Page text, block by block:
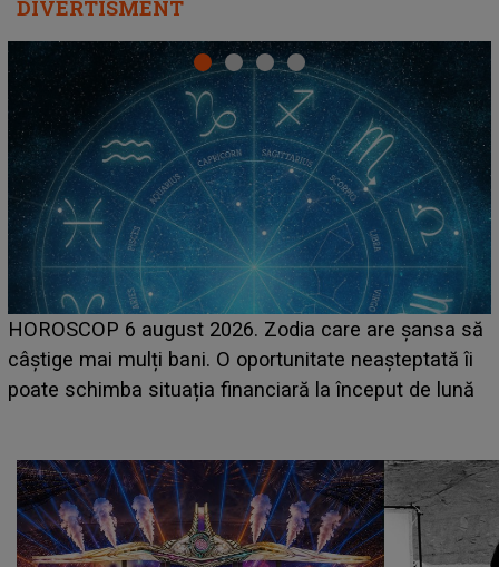
DIVERTISMENT
LINE-UP UNTOLD ONE, prima zi. Cine sunt artiștii
care deschid festivalul și de la ce ore au loc cele mai
așteptate concerte pe scena principală?